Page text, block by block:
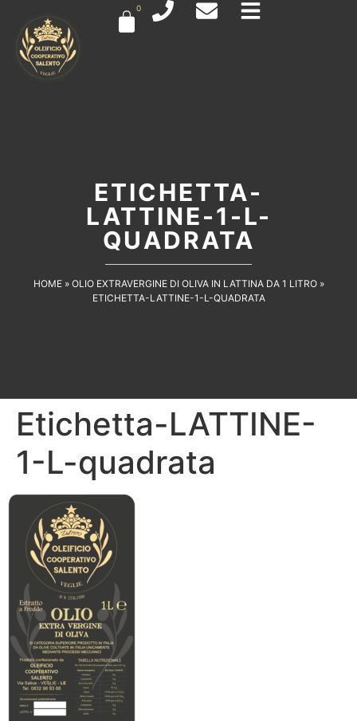
0
ETICHETTA-
LATTINE-1-L-
QUADRATA
HOME» OLIO EXTRAVERGINE DI OLIVA IN LATTINA DA 1 LITRO»
ETICHETTA-LATTINE-1-L-QUADRATA
Etichetta-LATTINE-
1-L-quadrata